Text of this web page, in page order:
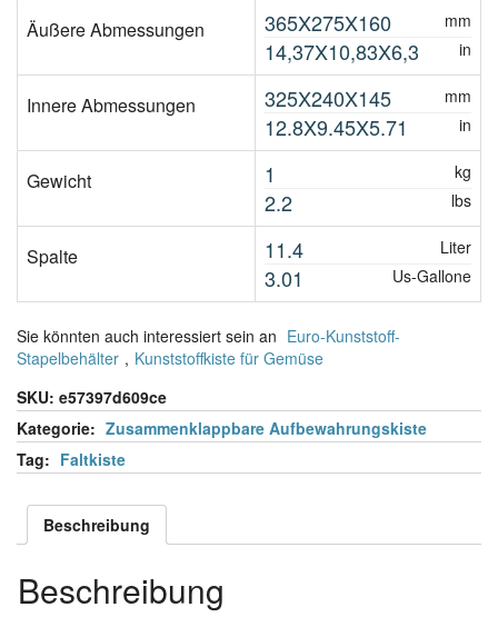
Äußere Abmessungen 365X275X160 mm
14,37X10,83X6,3 in
Innere Abmessungen 325X240X145 mm
12.8X9.45X5.71 in
Gewicht 1 kg
2.2 lbs
Spalte 11.4 Liter
3.01 Us-Gallone
Sie könnten auch interessiert sein an Euro-Kunststoff-
Stapelbehälter , Kunststoffkiste für Gemüse
SKU: e57397d609ce
Kategorie: Zusammenklappbare Aufbewahrungskiste
Tag: Faltkiste
Beschreibung
Beschreibung